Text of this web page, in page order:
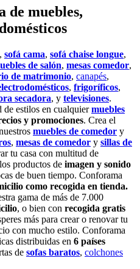
de muebles,
, sofá cama, sofá chaise longue,
de salón, mesas comedor,
de matrimonio, canapés,
, frigoríficos,
secadora, y televisiones.
de estilos en cualquiermuebles
y promociones. Crea el
muebles de comedor y
, mesas de comedor y sillas de
tu casa con multitud de
productos de imagen y sonido
de buen tiempo. Conforama
como recogida en tienda.
gama de más de 7.000
, o bien con recogida gratis
más para crear o renovar tu
con mucho estilo. Conforama
distribuidas en 6 países
de sofas baratos, colchones